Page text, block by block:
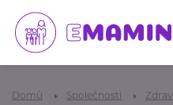
Domů Společnosti